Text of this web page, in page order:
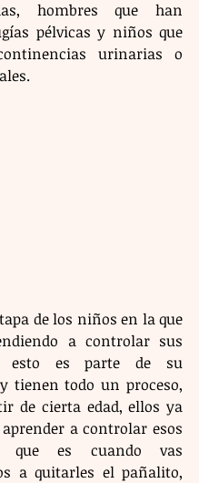
hombres que han
pélvicas y niños que
urinarias o
de los niños en la que
a controlar sus
esto es parte de su
tienen todo un proceso,
de cierta edad, ellos ya
a controlar esos
que es cuando vas
a quitarles el pañalito,